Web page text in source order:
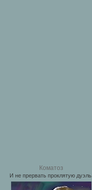
Коматоз
И не прервать проклятую дуэль.